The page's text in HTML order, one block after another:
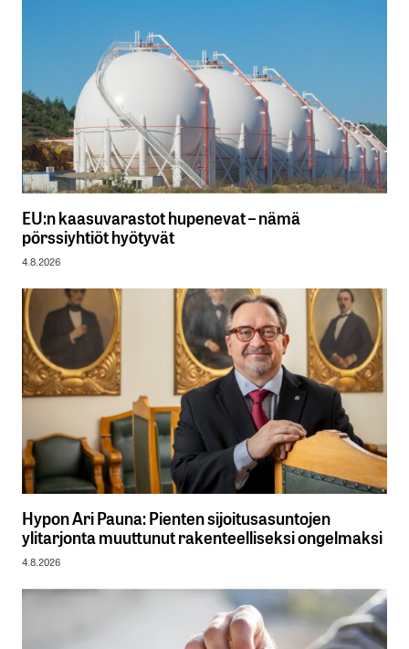
EU:n kaasuvarastot hupenevat – nämä
pörssiyhtiöt hyötyvät
4.8.2026
Hypon Ari Pauna: Pienten sijoitusasuntojen
ylitarjonta muuttunut rakenteelliseksi ongelmaksi
4.8.2026